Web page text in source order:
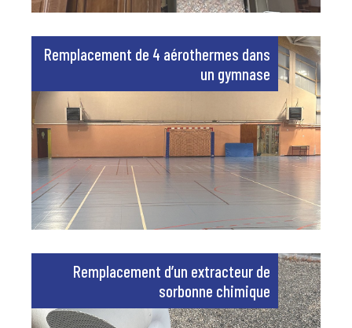
Remplacement de 4 aérothermes dans
un gymnase
Remplacement d’un extracteur de
sorbonne chimique